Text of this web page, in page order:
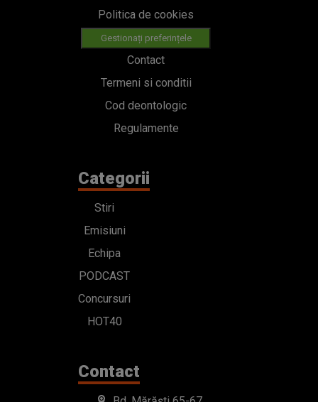
Politica de cookies
Gestionați preferințele
Contact
Termeni si conditii
Cod deontologic
Regulamente
Categorii
Stiri
Emisiuni
Echipa
PODCAST
Concursuri
HOT40
Contact